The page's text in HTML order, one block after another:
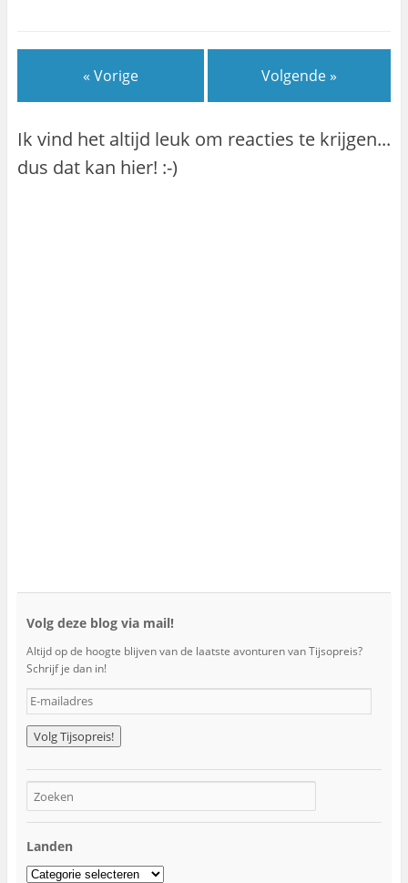
« Vorige Volgende »
Ik vind het altijd leuk om reacties te krijgen...
dus dat kan hier! :-)
Volg deze blog via mail!
Altijd op de hoogte blijven van de laatste avonturen van Tijsopreis?
Schrijf je dan in!
E
-
m
a
i
l
e
s
Landen
Landen